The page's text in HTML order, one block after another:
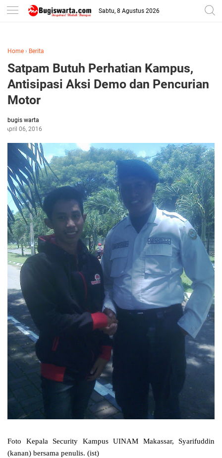
-->
Sabtu, 8 Agustus 2026
Home › Berita
Satpam Butuh Perhatian Kampus,
Antisipasi Aksi Demo dan Pencurian
Motor
bugis warta
April 06, 2016
Foto Kepala Security Kampus UINAM Makassar, Syarifuddin
(kanan) bersama penulis. (ist)‎